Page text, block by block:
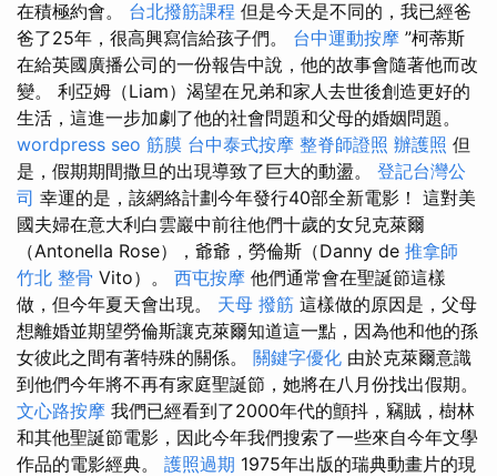
在積極約會。 台北撥筋課程 但是今天是不同的，我已經爸
爸了25年，很高興寫信給孩子們。 台中運動按摩 ”柯蒂斯
在給英國廣播公司的一份報告中說，他的故事會隨著他而改
變。 利亞姆（Liam）渴望在兄弟和家人去世後創造更好的
生活，這進一步加劇了他的社會問題和父母的婚姻問題。
wordpress seo 筋膜 台中泰式按摩 整脊師證照 辦護照 但
是，假期期間撒旦的出現導致了巨大的動盪。 登記台灣公
司 幸運的是，該網絡計劃今年發行40部全新電影！ 這對美
國夫婦在意大利白雲巖中前往他們十歲的女兒克萊爾
（Antonella Rose），爺爺，勞倫斯（Danny de 推拿師
竹北 整骨 Vito）。 西屯按摩 他們通常會在聖誕節這樣
做，但今年夏天會出現。 天母 撥筋 這樣做的原因是，父母
想離婚並期望勞倫斯讓克萊爾知道這一點，因為他和他的孫
女彼此之間有著特殊的關係。 關鍵字優化 由於克萊爾意識
到他們今年將不再有家庭聖誕節，她將在八月份找出假期。
文心路按摩 我們已經看到了2000年代的顫抖，竊賊，樹林
和其他聖誕節電影，因此今年我們搜索了一些來自今年文學
作品的電影經典。 護照過期 1975年出版的瑞典動畫片的現